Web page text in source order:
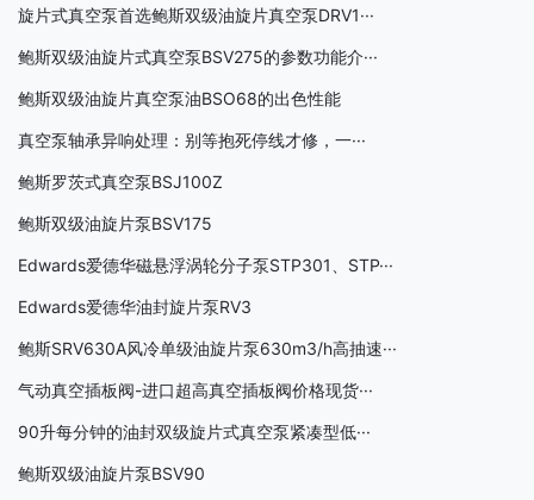
旋片式真空泵首选鲍斯双级油旋片真空泵DRV1···
鲍斯双级油旋片式真空泵BSV275的参数功能介···
鲍斯双级油旋片真空泵油BSO68的出色性能
真空泵轴承异响处理：别等抱死停线才修，一···
鲍斯罗茨式真空泵BSJ100Z
鲍斯双级油旋片泵BSV175
Edwards爱德华磁悬浮涡轮分子泵STP301、STP···
Edwards爱德华油封旋片泵RV3
鲍斯SRV630A风冷单级油旋片泵630m3/h高抽速···
气动真空插板阀-进口超高真空插板阀价格现货···
90升每分钟的油封双级旋片式真空泵紧凑型低···
鲍斯双级油旋片泵BSV90